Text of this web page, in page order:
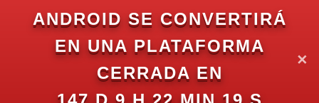
ANDROID SE CONVERTIRÁ
EN UNA PLATAFORMA
CERRADA EN
✕